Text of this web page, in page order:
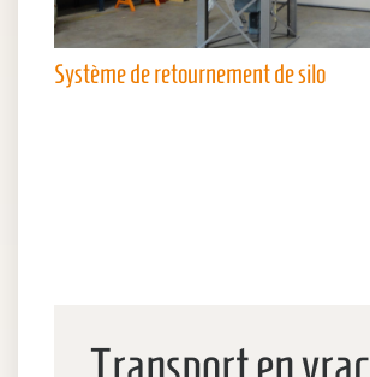
Système de retournement de silo